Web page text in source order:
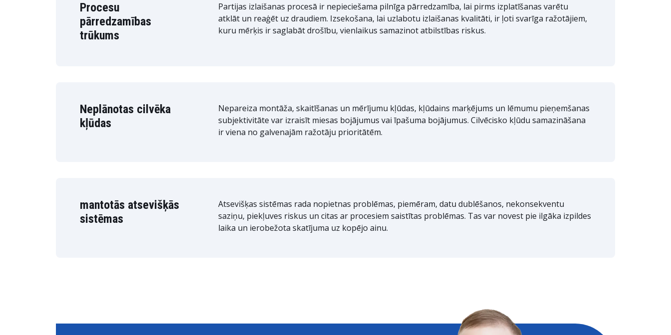
Procesu
pārredzamības
trūkums
Partijas izlaišanas procesā ir nepieciešama pilnīga pārredzamība, lai pirms izplatīšanas varētu
atklāt un reaģēt uz draudiem. Izsekošana, lai uzlabotu izlaišanas kvalitāti, ir ļoti svarīga ražotājiem,
kuru mērķis ir saglabāt drošību, vienlaikus samazinot atbilstības riskus.
Neplānotas cilvēka
kļūdas
Nepareiza montāža, skaitīšanas un mērījumu kļūdas, kļūdains marķējums un lēmumu pieņemšanas
subjektivitāte var izraisīt miesas bojājumus vai īpašuma bojājumus. Cilvēcisko kļūdu samazināšana
ir viena no galvenajām ražotāju prioritātēm.
mantotās atsevišķās
sistēmas
Atsevišķas sistēmas rada nopietnas problēmas, piemēram, datu dublēšanos, nekonsekventu
saziņu, piekļuves riskus un citas ar procesiem saistītas problēmas. Tas var novest pie ilgāka izpildes
laika un ierobežota skatījuma uz kopējo ainu.